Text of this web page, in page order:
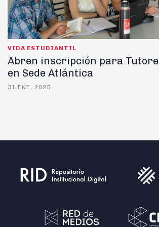
VIDA ESTUDIANTIL
Abren inscripción para
en Sede Atlántica
31 ENE, 2025